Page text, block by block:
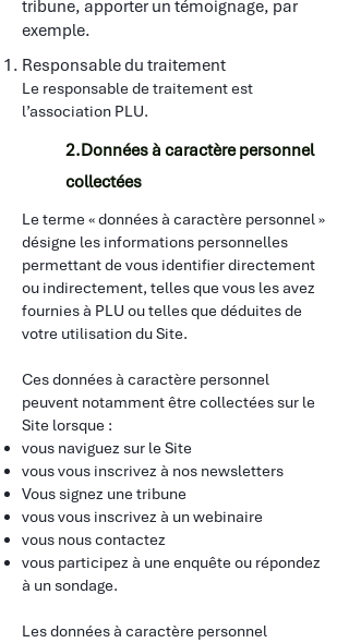
tribune, apporter un témoignage, par
exemple.
Responsable du traitement
Le responsable de traitement est
l’association PLU.
2.Données à caractère personnel
collectées
Le terme « données à caractère personnel »
désigne les informations personnelles
permettant de vous identifier directement
ou indirectement, telles que vous les avez
fournies à PLU ou telles que déduites de
votre utilisation du Site.
Ces données à caractère personnel
peuvent notamment être collectées sur le
Site lorsque :
vous naviguez sur le Site
vous vous inscrivez à nos newsletters
Vous signez une tribune
vous vous inscrivez à un webinaire
vous nous contactez
vous participez à une enquête ou répondez
à un sondage.
Les données à caractère personnel